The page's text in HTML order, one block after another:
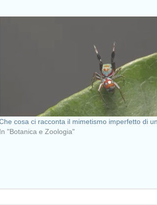
cosa ci racconta il mimetismo imperfetto di
In "Botanica e Zoologia"